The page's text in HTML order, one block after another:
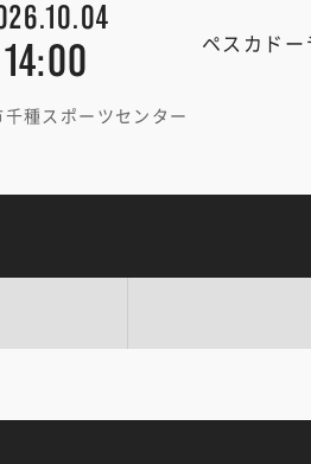
14:00 ペスカド
千種スポーツセンター